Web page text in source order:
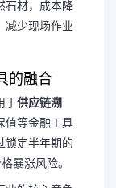
石材，成本降
减少现场作业
的融合
于供应链溯
值等金融工具
锁定半年期的
暴涨风险。